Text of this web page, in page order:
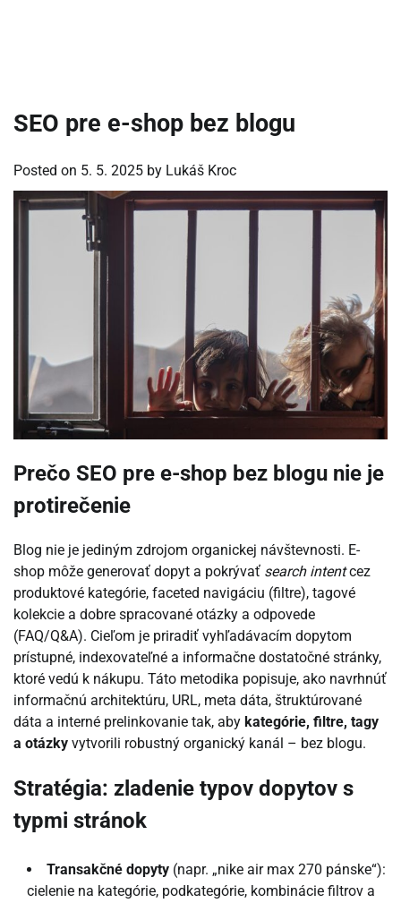
SEO pre e-shop bez blogu
Posted on 5. 5. 2025 by Lukáš Kroc
Prečo SEO pre e-shop bez blogu nie je
protirečenie
Blog nie je jediným zdrojom organickej návštevnosti. E-
shop môže generovať dopyt a pokrývať search intentcez
produktové kategórie, faceted navigáciu (filtre), tagové
kolekcie a dobre spracované otázky a odpovede
(FAQ/Q&A). Cieľom je priradiť vyhľadávacím dopytom
prístupné, indexovateľné a informačne dostatočné stránky,
ktoré vedú k nákupu. Táto metodika popisuje, ako navrhnúť
informačnú architektúru, URL, meta dáta, štruktúrované
dáta a interné prelinkovanie tak, aby kategórie, filtre, tagy
a otázky vytvorili robustný organický kanál – bez blogu.
Stratégia: zladenie typov dopytov s
typmi stránok
Transakčné dopyty (napr. „nike air max 270 pánske“):
cielenie na kategórie, podkategórie, kombinácie filtrov a